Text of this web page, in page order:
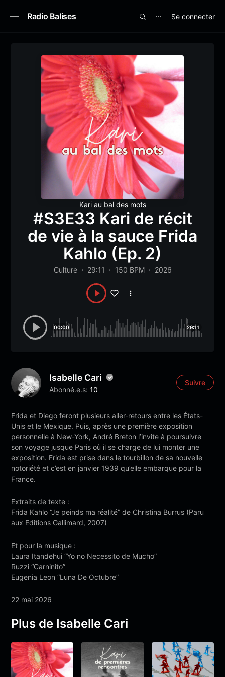
Radio Balises ⋯ Se connecter
Kari au bal des mots
#S3E33 Kari de récit
de vie à la sauce Frida
Kahlo (Ep. 2)
Culture 29:11 150 BPM 2026
00:00 29:11
Isabelle Cari
Abonné.e.s: 10
Suivre
Frida et Diego feront plusieurs aller-retours entre les États-
Unis et le Mexique. Puis, après une première exposition
personnelle à New-York, André Breton l’invite à poursuivre
son voyage jusque Paris où il se charge de lui monter une
exposition. Frida est prise dans le tourbillon de sa nouvelle
notoriété et c’est en janvier 1939 qu’elle embarque pour la
France.
Extraits de texte :
Frida Kahlo “Je peinds ma réalité” de Christina Burrus (Paru
aux Editions Gallimard, 2007)
Et pour la musique :
Laura Itandehui “Yo no Necessito de Mucho”
Ruzzi “Carninito”
Eugenia Leon “Luna De Octubre”
22 mai 2026
Plus de Isabelle Cari